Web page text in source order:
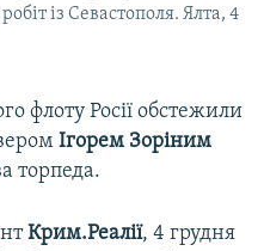
із Севастополя. Ялта, 4
флоту Росії обстежили
Ігорем Зоріним
торпеда.
Крим.Реалії, 4 грудня